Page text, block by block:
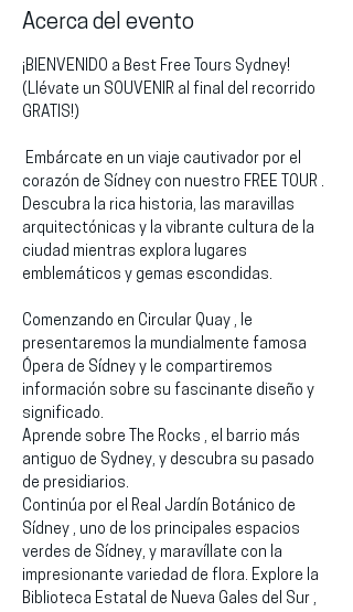
Acerca del evento
¡BIENVENIDO a Best Free Tours Sydney!
(Llévate un SOUVENIR al final del recorrido
GRATIS!)
corazón de Sídney con nuestro FREE TOUR .
Descubra la rica historia, las maravillas
arquitectónicas y la vibrante cultura de la
ciudad mientras explora lugares
emblemáticos y gemas escondidas.
Comenzando en Circular Quay , le
presentaremos la mundialmente famosa
Ópera de Sídney y le compartiremos
información sobre su fascinante diseño y
significado.
Aprende sobre The Rocks , el barrio más
antiguo de Sydney, y descubra su pasado
de presidiarios.
Continúa por el Real Jardín Botánico de
Sídney , uno de los principales espacios
verdes de Sídney, y maravíllate con la
impresionante variedad de flora. Explore la
Biblioteca Estatal de Nueva Gales del Sur ,